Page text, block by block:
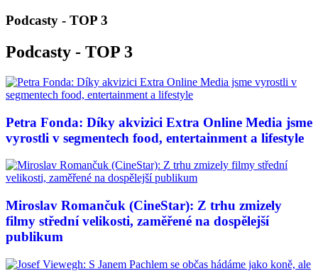
Podcasty - TOP 3
Podcasty - TOP 3
Petra Fonda: Díky akvizici Extra Online Media jsme
vyrostli v segmentech food, entertainment a lifestyle
Miroslav Romančuk (CineStar): Z trhu zmizely
filmy střední velikosti, zaměřené na dospělejší
publikum